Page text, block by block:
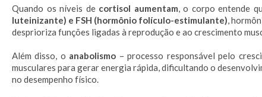
Quando os níveis de cortisol aumentam, o corpo entende
luteinizante) e FSH (hormônio folículo-estimulante),
desprioriza funções ligadas à reprodução e ao crescimento
Além disso, o anabolismo – processo responsável pelo
musculares para gerar energia rápida, dificultando o
no desempenho físico.